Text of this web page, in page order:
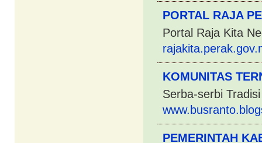
PORTAL RAJA
Portal Raja Kita
KOMUNITAS
Serba-serbi
PEMERINTAH